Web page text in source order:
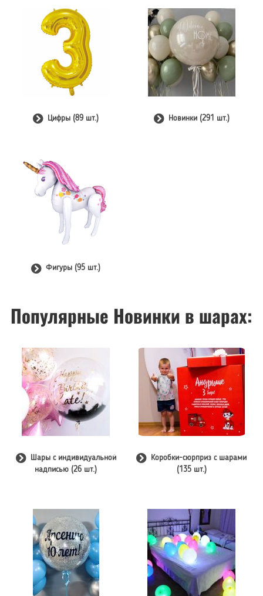
Цифры (89 шт.) Новинки (291 шт.)
Фигуры (95 шт.)
Популярные Новинки в шарах:
Шары с индивидуальной
надписью (26 шт.)
Коробки-сюрприз с шарами
(135 шт.)